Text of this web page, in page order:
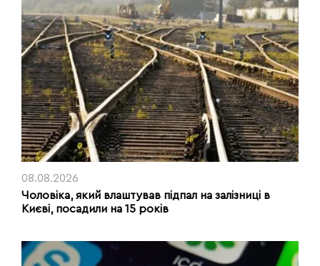
08.08.2026
Чоловіка, який влаштував підпал на залізниці в
Києві, посадили на 15 років